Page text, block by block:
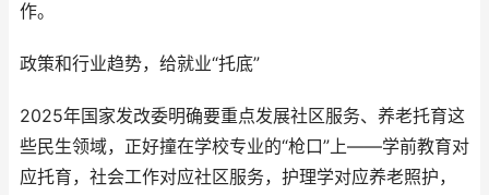
作。
政策和行业趋势，给就业“托底”
2025年国家发改委明确要重点发展社区服务、养老托育这
些民生领域，正好撞在学校专业的“枪口”上——学前教育对
应托育，社会工作对应社区服务，护理学对应养老照护，